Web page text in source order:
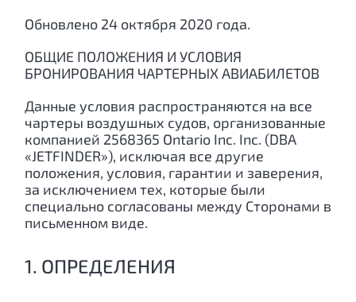
Обновлено 24 октября 2020 года.
ОБЩИЕ ПОЛОЖЕНИЯ И УСЛОВИЯ
БРОНИРОВАНИЯ ЧАРТЕРНЫХ АВИАБИЛЕТОВ
Данные условия распространяются на все
чартеры воздушных судов, организованные
компанией 2568365 Ontario Inc. Inc. (DBA
«JETFINDER»), исключая все другие
положения, условия, гарантии и заверения,
за исключением тех, которые были
специально согласованы между Сторонами в
письменном виде.
1. ОПРЕДЕЛЕНИЯ